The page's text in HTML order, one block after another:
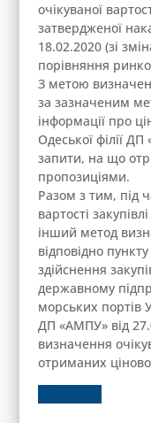
очікуваної
затвердженої
18.02.2020 (зі
порівняння
З метою
за зазначеним
інформації про
Одеської філії
запити, на що
пропозиціями.
Разом з тим, під
вартості
інший метод
відповідно
здійснення
державному
морських портів
ДП «АМПУ» від
визначення
отриманих